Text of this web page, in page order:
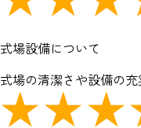
式場設備について
式場の清潔さや設備の